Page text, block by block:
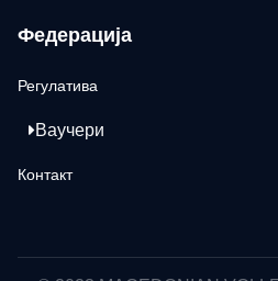
Федерација
Регулатива
Ваучери
Контакт